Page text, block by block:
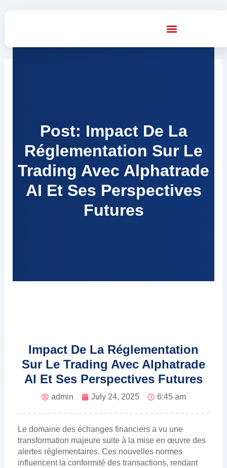
Post: Impact De La
Réglementation Sur Le
Trading Avec Alphatrade
AI Et Ses Perspectives
Futures
Impact De La Réglementation
Sur Le Trading Avec Alphatrade
AI Et Ses Perspectives Futures
admin July 24, 2025 6:45 am
Le domaine des échanges financiers a vu une
transformation majeure suite à la mise en œuvre des
alertes réglementaires. Ces nouvelles normes
influencent la conformité des transactions, rendant